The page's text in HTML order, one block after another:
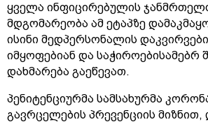
ყველა ინფიცირებულის
მდგომარეობა ამ ეტაპზე
ისინი მედპერსონალის
იმყოფებიან და საჭიროებისამებრ
დახმარება გაეწევათ.
პენიტენციურმა სამსახურმა
გავრცელების პრევენციის მიზნით,